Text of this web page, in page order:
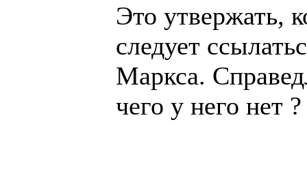
Это утвержать,
следует
Маркса.
чего у него нет ?